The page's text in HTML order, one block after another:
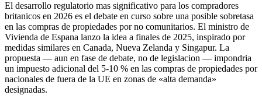
El desarrollo regulatorio mas significativo para los compradores
britanicos en 2026 es el debate en curso sobre una posible sobretasa
en las compras de propiedades por no comunitarios. El ministro de
Vivienda de Espana lanzo la idea a finales de 2025, inspirado por
medidas similares en Canada, Nueva Zelanda y Singapur. La
propuesta — aun en fase de debate, no de legislacion — impondria
un impuesto adicional del 5-10 % en las compras de propiedades por
nacionales de fuera de la UE en zonas de «alta demanda»
designadas.